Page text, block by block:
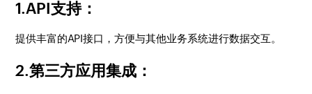
1.API支持：
提供丰富的API接口，方便与其他业务系统进行数据交互。
2.第三方应用集成 ：